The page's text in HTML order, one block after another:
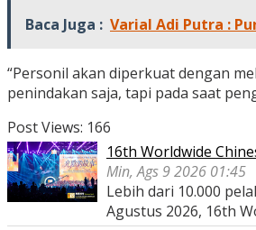
Baca Juga : Varial Adi Putra :
“Personil akan diperkuat dengan
penindakan saja, tapi pada saat
Post Views: 166
16th Worldwide
Min, Ags 9 2026 01:45
Lebih dari 10.000
Agustus 2026, 16th